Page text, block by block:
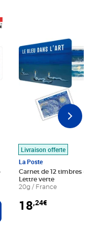
au panier
Livraison offerte
La Poste
Carnet de 12 timbres - Le
Lettre verte
20g / France
18,24€